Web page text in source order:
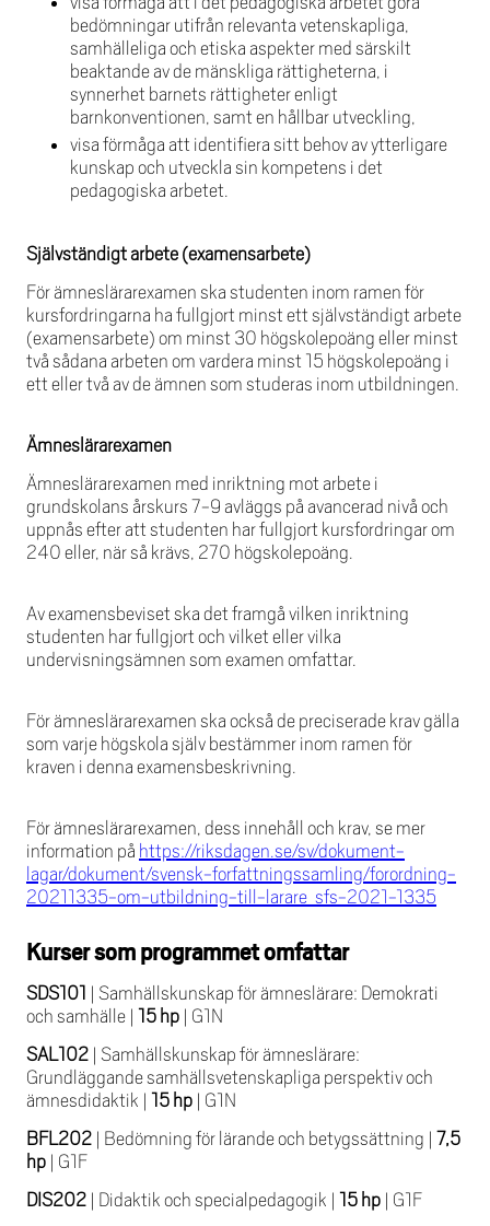
bedömningar utifrån relevanta vetenskapliga,
samhälleliga och etiska aspekter med särskilt
beaktande av de mänskliga rättigheterna, i
synnerhet barnets rättigheter enligt
barnkonventionen, samt en hållbar utveckling,
visa förmåga att identifiera sitt behov av ytterligare
kunskap och utveckla sin kompetens i det
pedagogiska arbetet.
Självständigt arbete (examensarbete)
För ämneslärarexamen ska studenten inom ramen för
kursfordringarna ha fullgjort minst ett självständigt arbete
(examensarbete) om minst 30 högskolepoäng eller minst
två sådana arbeten om vardera minst 15 högskolepoäng i
ett eller två av de ämnen som studeras inom utbildningen.
Ämneslärarexamen
Ämneslärarexamen med inriktning mot arbete i
grundskolans årskurs 7-9 avläggs på avancerad nivå och
uppnås efter att studenten har fullgjort kursfordringar om
240 eller, när så krävs, 270 högskolepoäng.
Av examensbeviset ska det framgå vilken inriktning
studenten har fullgjort och vilket eller vilka
undervisningsämnen som examen omfattar.
För ämneslärarexamen ska också de preciserade krav gälla
som varje högskola själv bestämmer inom ramen för
kraven i denna examensbeskrivning.
För ämneslärarexamen, dess innehåll och krav, se mer
information på https://riksdagen.se/sv/dokument-
lagar/dokument/svensk-forfattningssamling/forordning-
20211335-om-utbildning-till-larare_sfs-2021-1335
Kurser som programmet omfattar
SDS101 | Samhällskunskap för ämneslärare: Demokrati
och samhälle | 15 hp | G1N
SAL102 | Samhällskunskap för ämneslärare:
Grundläggande samhällsvetenskapliga perspektiv och
ämnesdidaktik | 15 hp | G1N
BFL202 | Bedömning för lärande och betygssättning | 7,5
hp | G1F
DIS202 | Didaktik och specialpedagogik | 15 hp | G1F